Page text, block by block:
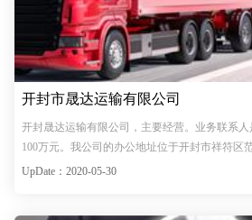
开封市晟达运输有限公司
开封晟达运输有限公司，主要经营。业务联系
100万元。我公司的办公地址位于开封市祥符区
秀的产品和专业的销售和技术团队，我们为客
UpDate：2020-05-30